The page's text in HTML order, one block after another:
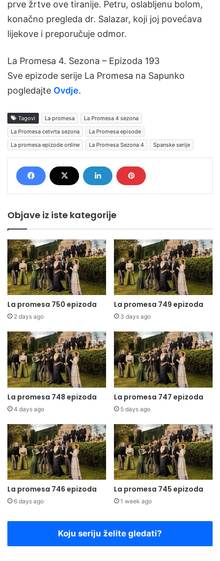
prve žrtve ove tiranije. Petru, oslabljenu bolom,
konačno pregleda dr. Salazar, koji joj povećava
lijekove i preporučuje odmor.
La Promesa 4. Sezona – Epizoda 193
Sve epizode serije La Promesa na Sapunko
pogledajte Ovdje.
Tagovi La promesa
La Promesa 4 sezona
La Promesa cetvrta sezona
La Promesa episode
La promesa epizode online
La Promesa Sezona 4 Spanske serije
Objave iz iste kategorije
La promesa 750 epizoda
2 days ago
La promesa 749 epizoda
3 days ago
La promesa 748 epizoda
4 days ago
La promesa 747 epizoda
5 days ago
La promesa 746 epizoda
6 days ago
La promesa 745 epizoda
1 week ago
Koju seriju želite gledati?